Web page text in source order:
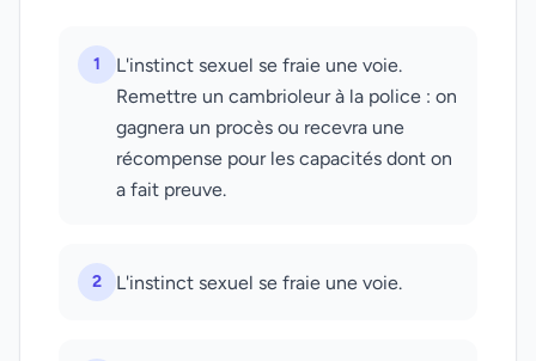
1
L'instinct sexuel se fraie une voie.
Remettre un cambrioleur à la police : on
gagnera un procès ou recevra une
récompense pour les capacités dont on
a fait preuve.
2 L'instinct sexuel se fraie une voie.